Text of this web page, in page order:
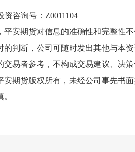
咨询号：Z0011104
平安期货对信息的准确性和完整性
判断，公司可随时发出其他与本
易者参考，不构成交易建议、决
期货版权所有，未经公司事先书